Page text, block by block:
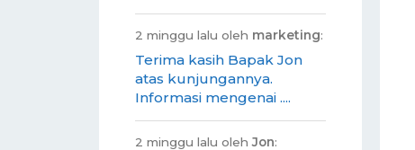
2 minggu lalu oleh marketing:
Terima kasih Bapak Jon
atas kunjungannya.
Informasi mengenai ....
2 minggu lalu olehJon: